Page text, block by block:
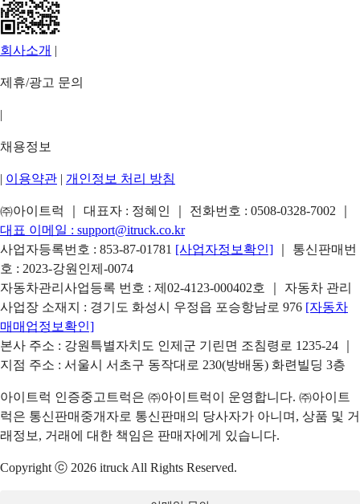
회사소개 |
제휴/광고 문의
|
채용정보
| 이용약관 | 개인정보 처리 방침
㈜아이트럭 ｜ 대표자 : 정혜인 ｜ 전화번호 : 0508-0328-7002
대표 이메일 : support@itruck.co.kr
사업자등록번호 : 853-87-01781 [사업자정보확인]
｜ 통신판매번
호 : 2023-강원인제-0074
자동차관리사업등록 번호 : 제02-4123-000402호 ｜ 자동차 관리
사업장 소재지 : 경기도 화성시 우정읍 포승항남로 976 [자동차
매매업정보확인]
본사 주소 : 강원특별자치도 인제군 기린면 조침령로 1235-24 ｜
지점 주소 : 서울시 서초구 동작대로 230(방배동) 화련빌딩 3층
아이트럭 인증중고트럭은 ㈜아이트럭이 운영합니다. ㈜아이트
럭은 통신판매중개자로 통신판매의 당사자가 아니며, 상품 및 거
래정보, 거래에 대한 책임은 판매자에게 있습니다.
Copyright ⓒ 2026 itruck All Rights Reserved.